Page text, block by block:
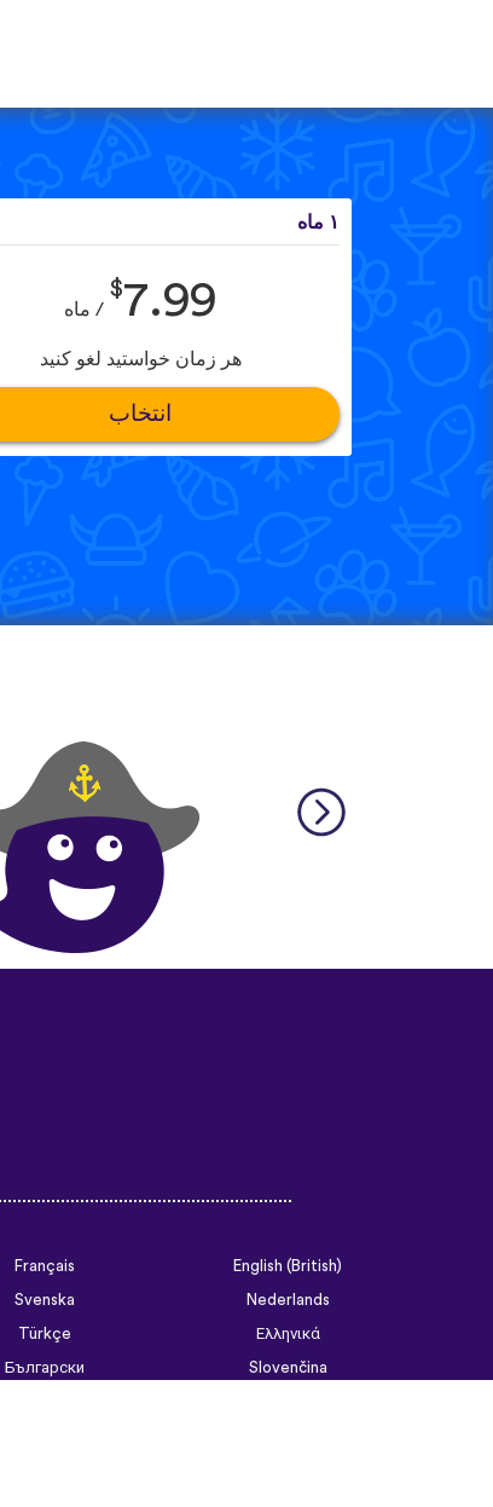
۱ ماه
$7.99 / ماه
هر زمان خواستید لغو کنید
انتخاب
English (British)
Français
Nederlands
Svenska
Ελληνικά
Türkçe
Slovenčina
Български